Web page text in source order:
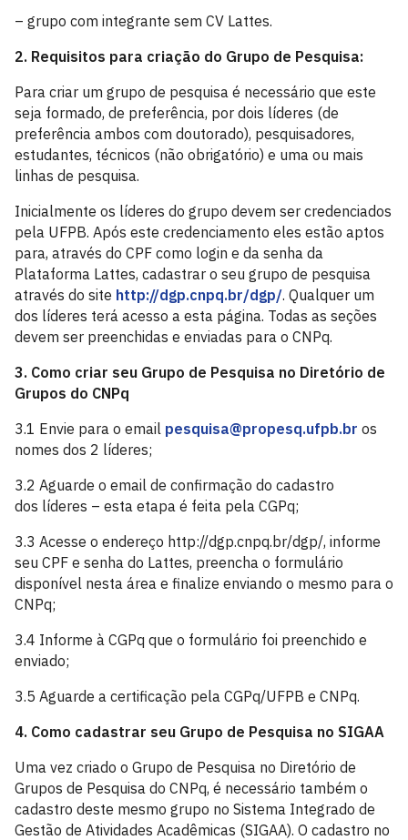
– grupo com integrante sem CV Lattes.
2. Requisitos para criação do Grupo de Pesquisa:
Para criar um grupo de pesquisa é necessário que este
seja formado, de preferência, por dois líderes (de
preferência ambos com doutorado), pesquisadores,
estudantes, técnicos (não obrigatório) e uma ou mais
linhas de pesquisa.
Inicialmente os líderes do grupo devem ser credenciados
pela UFPB. Após este credenciamento eles estão aptos
para, através do CPF como login e da senha da
Plataforma Lattes, cadastrar o seu grupo de pesquisa
através do site http://dgp.cnpq.br/dgp/. Qualquer um
dos líderes terá acesso a esta página. Todas as seções
devem ser preenchidas e enviadas para o CNPq.
3. Como criar seu Grupo de Pesquisa no Diretório de
Grupos do CNPq
3.1 Envie para o email pesquisa@propesq.ufpb.br os
nomes dos 2 líderes;
3.2 Aguarde o email de confirmação do cadastro
dos líderes – esta etapa é feita pela CGPq;
3.3 Acesse o endereço http://dgp.cnpq.br/dgp/, informe
seu CPF e senha do Lattes, preencha o formulário
disponível nesta área e finalize enviando o mesmo para o
CNPq;
3.4 Informe à CGPq que o formulário foi preenchido e
enviado;
3.5 Aguarde a certificação pela CGPq/UFPB e CNPq.
4. Como cadastrar seu Grupo de Pesquisa no SIGAA
Uma vez criado o Grupo de Pesquisa no Diretório de
Grupos de Pesquisa do CNPq, é necessário também o
cadastro deste mesmo grupo no Sistema Integrado de
Gestão de Atividades Acadêmicas (SIGAA). O cadastro no